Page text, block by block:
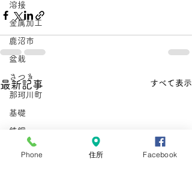
溶接
金属加工
鹿沼市
盆栽
さつき
那珂川町
基礎
鉄鋼
最新記事 すべて表示
Phone 住所 Facebook